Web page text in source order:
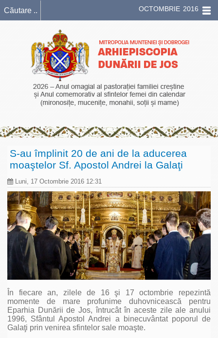
OCTOMBRIE 2016
S-au împlinit 20 de ani de la aducerea
moaştelor Sf. Apostol Andrei la Galaţi
Luni, 17 Octombrie 2016 12:31
În fiecare an, zilele de 16 şi 17 octombrie repezintă
momente de mare profunime duhovnicească pentru
Eparhia Dunării de Jos, întrucât în aceste zile ale anului
1996, Sfântul Apostol Andrei a binecuvântat poporul de
Galaţi prin venirea sfintelor sale moaşte.